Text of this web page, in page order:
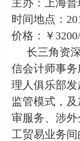
主办：上海
时间地点：
价格：￥
长三角资深
信会计师事
理人俱乐部
监管模式，
审服务、涉
工贸易业务